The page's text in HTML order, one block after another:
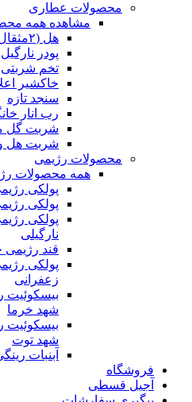
محصولات عطاری
مشاهده همه
هل (۲مثقال)
پودر نارگیل
تخم شربتی
خاکشیر
سنجد تازه
رب انار
شربت گل
شربت هل
محصولات رژیمی
همه محصولات
پولکی
پولکی
پولکی
نارگیلی
قند رژیمی
پولکی
زعفرانی
بيسکوئيت
شهد خرما
بيسکوئيت
شهد توت
آبنبات
فروشگاه
آجیل قسطی